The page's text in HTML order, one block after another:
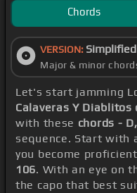
Chords
VERSION: Simplified
Major & minor
Let's start jamming
Calaveras Y Diablitos
with these chords -
sequence. Start with
you become
106. With an eye on
the capo that best